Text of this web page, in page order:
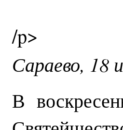
/p>
Сараево, 18
В